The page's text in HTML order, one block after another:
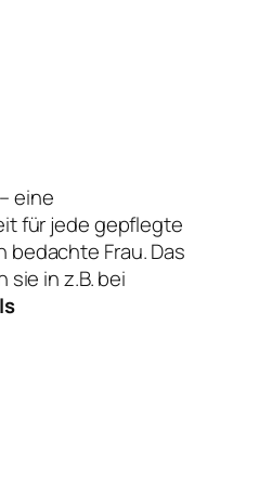
eine
für jede gepflegte
bedachte Frau. Das
in z.B. bei